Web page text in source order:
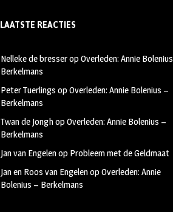
LAATSTE REACTIES
Nelleke de bresseropOverleden: Annie
Berkelmans
Peter Tuerlings opOverleden: Annie Bolenius –
Berkelmans
Twan de JonghopOverleden: Annie Bolenius –
Berkelmans
Jan van Engelenop Probleem met de Geldmaat
Jan en Roos van EngelenopOverleden: Annie
Bolenius – Berkelmans